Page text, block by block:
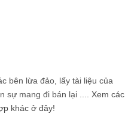
bên lừa đảo, lấy tài liệu của
sự mang đi bán lại .... Xem các
khác ở đây!